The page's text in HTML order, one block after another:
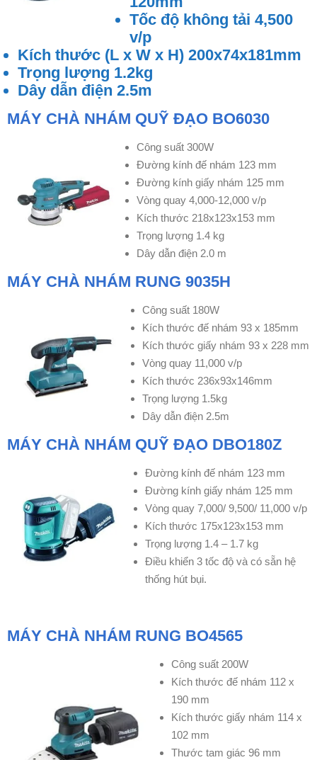
Tốc độ không tải 4,500
v/p
Kích thước (L x W x H) 200x74x181mm
Trọng lượng 1.2kg
Dây dẫn điện 2.5m
MÁY CHÀ NHÁM QUỸ ĐẠO BO6030
Công suất 300W
Đường kính đế nhám 123 mm
Đường kính giấy nhám 125 mm
Vòng quay 4,000-12,000 v/p
Kích thước 218x123x153 mm
Trọng lượng 1.4 kg
Dây dẫn điện 2.0 m
MÁY CHÀ NHÁM RUNG 9035H
Công suất 180W
Kích thước đế nhám 93 x 185mm
Kích thước giấy nhám 93 x 228 mm
Vòng quay 11,000 v/p
Kích thước 236x93x146mm
Trọng lượng 1.5kg
Dây dẫn điện 2.5m
MÁY CHÀ NHÁM QUỸ ĐẠO DBO180Z
Đường kính đế nhám 123 mm
Đường kính giấy nhám 125 mm
Vòng quay 7,000/ 9,500/ 11,000 v/p
Kích thước 175x123x153 mm
Trọng lượng 1.4 – 1.7 kg
Điều khiển 3 tốc độ và có sẵn hệ
thống hút bụi.
MÁY CHÀ NHÁM RUNG BO4565
Công suất 200W
Kích thước đế nhám 112 x
190 mm
Kích thước giấy nhám 114 x
102 mm
Thước tam giác 96 mm